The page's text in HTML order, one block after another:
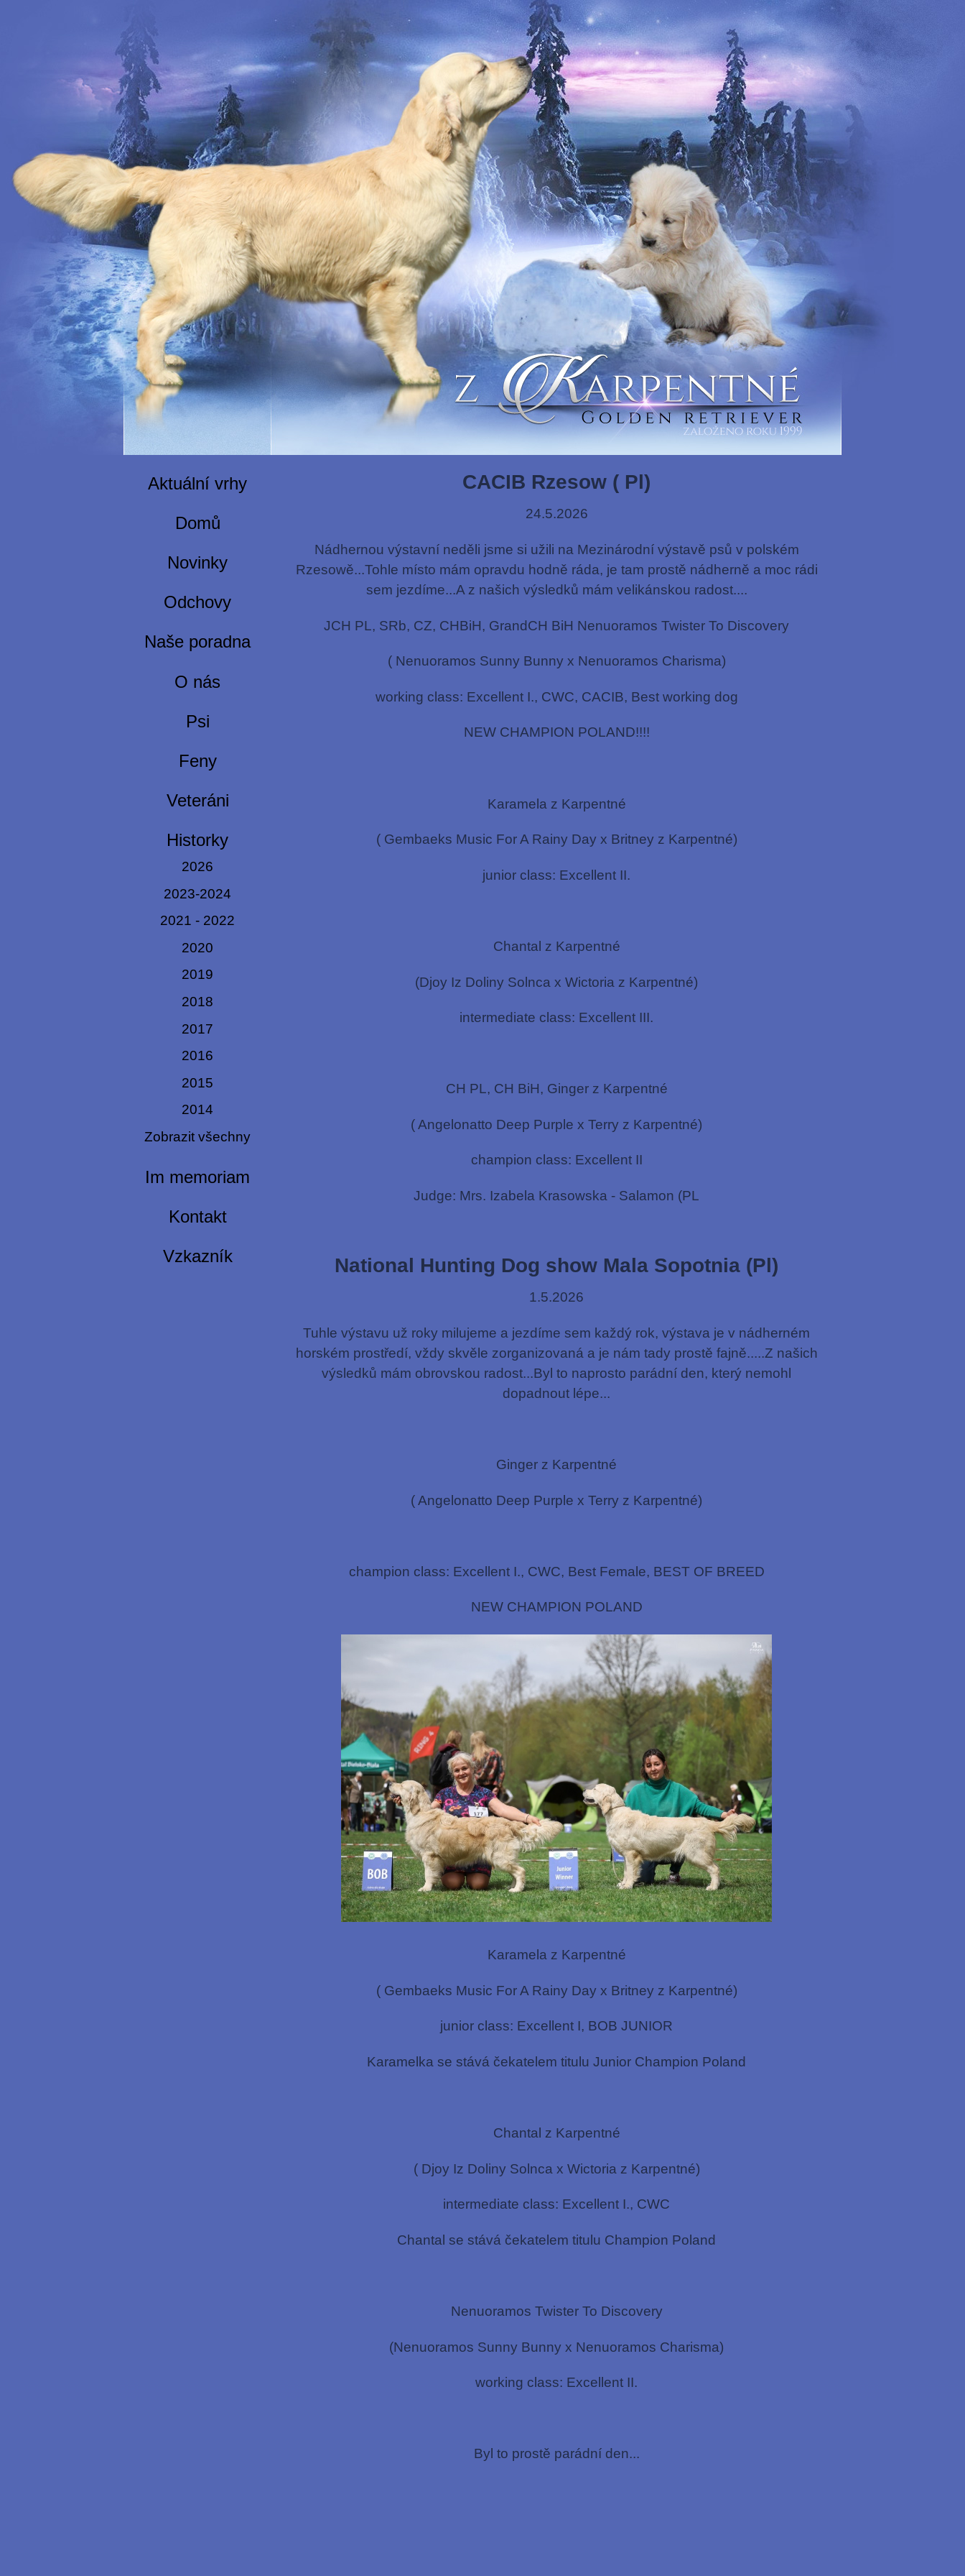
Aktuální vrhy
Domů
Novinky
Odchovy
Naše poradna
O nás
Psi
Feny
Veteráni
Historky
2026
2023-2024
2021 - 2022
2020
2019
2018
2017
2016
2015
2014
Zobrazit všechny
Im memoriam
Kontakt
Vzkazník
CACIB Rzesow ( Pl)
24.5.2026
Nádhernou výstavní neděli jsme si užili na Mezinárodní výstavě psů v polském
Rzesowě...Tohle místo mám opravdu hodně ráda, je tam prostě nádherně a moc rádi
sem jezdíme...A z našich výsledků mám velikánskou radost....
JCH PL, SRb, CZ, CHBiH, GrandCH BiH Nenuoramos Twister To Discovery
( Nenuoramos Sunny Bunny x Nenuoramos Charisma)
working class: Excellent I., CWC, CACIB, Best working dog
NEW CHAMPION POLAND!!!!
Karamela z Karpentné
( Gembaeks Music For A Rainy Day x Britney z Karpentné)
junior class: Excellent II.
Chantal z Karpentné
(Djoy Iz Doliny Solnca x Wictoria z Karpentné)
intermediate class: Excellent III.
CH PL, CH BiH, Ginger z Karpentné
( Angelonatto Deep Purple x Terry z Karpentné)
champion class: Excellent II
Judge: Mrs. Izabela Krasowska - Salamon (PL
National Hunting Dog show Mala Sopotnia (Pl)
1.5.2026
Tuhle výstavu už roky milujeme a jezdíme sem každý rok, výstava je v nádherném
horském prostředí, vždy skvěle zorganizovaná a je nám tady prostě fajně.....Z našich
výsledků mám obrovskou radost...Byl to naprosto parádní den, který nemohl
dopadnout lépe...
Ginger z Karpentné
( Angelonatto Deep Purple x Terry z Karpentné)
champion class: Excellent I., CWC, Best Female, BEST OF BREED
NEW CHAMPION POLAND
Karamela z Karpentné
( Gembaeks Music For A Rainy Day x Britney z Karpentné)
junior class: Excellent I, BOB JUNIOR
Karamelka se stává čekatelem titulu Junior Champion Poland
Chantal z Karpentné
( Djoy Iz Doliny Solnca x Wictoria z Karpentné)
intermediate class: Excellent I., CWC
Chantal se stává čekatelem titulu Champion Poland
Nenuoramos Twister To Discovery
(Nenuoramos Sunny Bunny x Nenuoramos Charisma)
working class: Excellent II.
Byl to prostě parádní den...